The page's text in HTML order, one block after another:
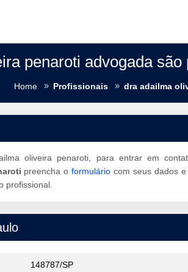
penaroti advogada são
Home Profissionais dra adailma
oliveira penaroti, para entrar em
preencha oformulário com seus dados e
profissional.
148787/SP